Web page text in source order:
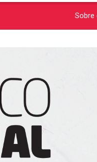
Sobre